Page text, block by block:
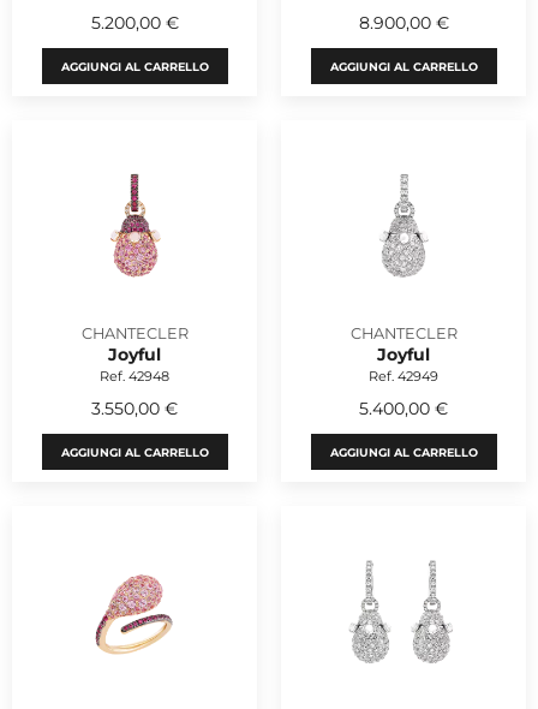
5.200,00 €
AGGIUNGI AL CARRELLO
8.900,00 €
AGGIUNGI AL CARRELLO
CHANTECLER
Joyful
Ref. 42948
3.550,00 €
AGGIUNGI AL CARRELLO
CHANTECLER
Joyful
Ref. 42949
5.400,00 €
AGGIUNGI AL CARRELLO